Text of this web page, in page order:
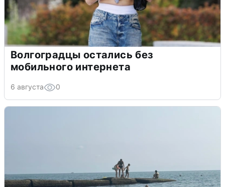
Волгоградцы остались без
мобильного интернета
6 августа 0